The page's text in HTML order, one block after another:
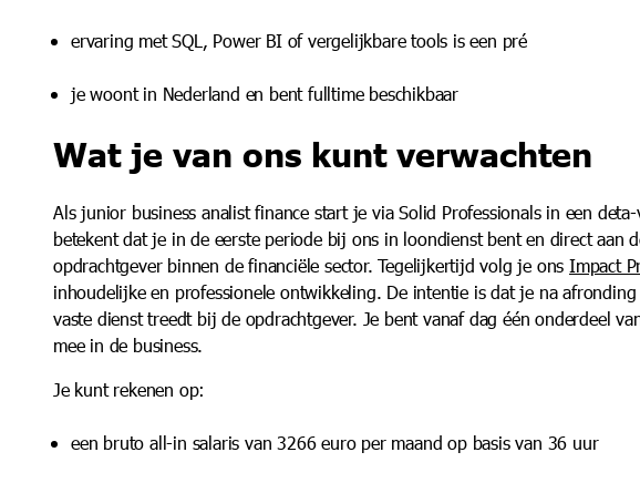
ervaring met SQL, Power BI of vergelijkbare tools is een pré
je woont in Nederland en bent fulltime beschikbaar
Wat je van ons kunt verwachten
Als junior business analist finance start je via Solid Professionals in een
betekent dat je in de eerste periode bij ons in loondienst bent en direct aan
opdrachtgever binnen de financiële sector. Tegelijkertijd volg je ons Impact
inhoudelijke en professionele ontwikkeling. De intentie is dat je na
vaste dienst treedt bij de opdrachtgever. Je bent vanaf dag één onderdeel
mee in de business.
Je kunt rekenen op:
een bruto all-in salaris van 3266 euro per maand op basis van 36 uur